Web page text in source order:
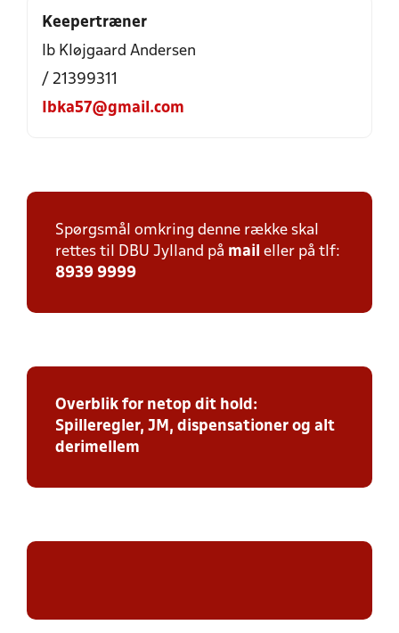
Keepertræner
Ib Kløjgaard Andersen
/ 21399311
Ibka57@gmail.com
Spørgsmål omkring denne række skal
rettes til DBU Jylland på mail eller på tlf:
8939 9999
Overblik for netop dit hold:
Spilleregler, JM, dispensationer og alt
derimellem